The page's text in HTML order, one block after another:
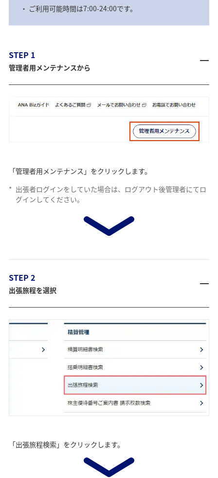
ご利用可能時間は7:00-24:00です。
STEP 1
管理者用メンテナンスから
「管理者用メンテナンス」をクリックします。
* 出張者ログインをしていた場合は、ログアウト後管理者にてロ
グインしてください。
STEP 2
出張旅程を選択
「出張旅程検索」をクリックします。